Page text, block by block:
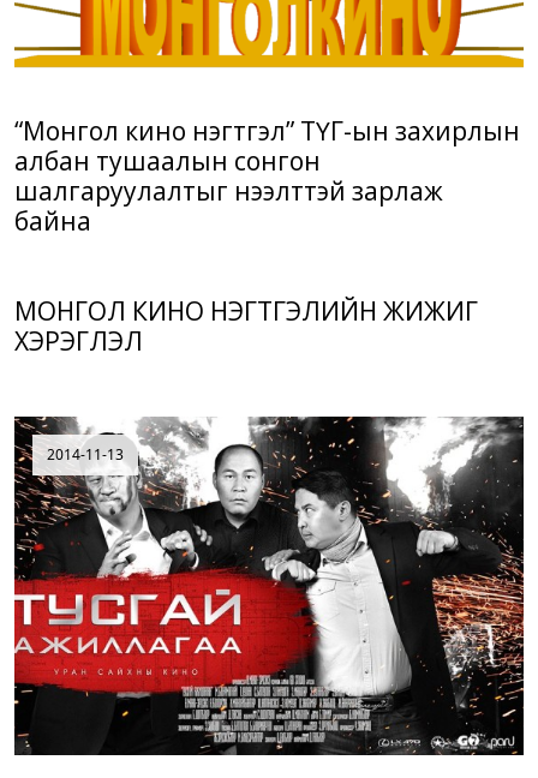
“Монгол кино нэгтгэл” ТӨҮГ-ын захирлын
албан тушаалын сонгон
шалгаруулалтыг нээлттэй зарлаж
байна
МОНГОЛ КИНО НЭГТГЭЛИЙН ЖИЖИГ
ХЭРЭГЛЭЛ
2014-11-13